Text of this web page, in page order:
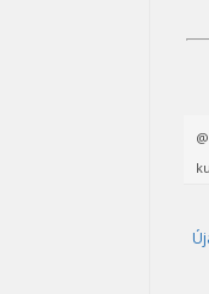
@